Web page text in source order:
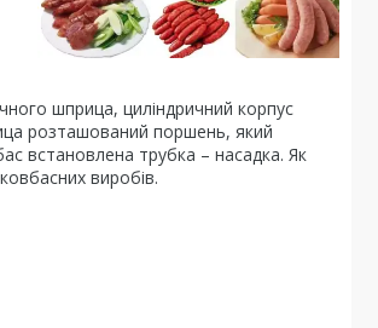
шприца, циліндричний корпус
розташований поршень, який
встановлена трубка – насадка. Як
виробів.